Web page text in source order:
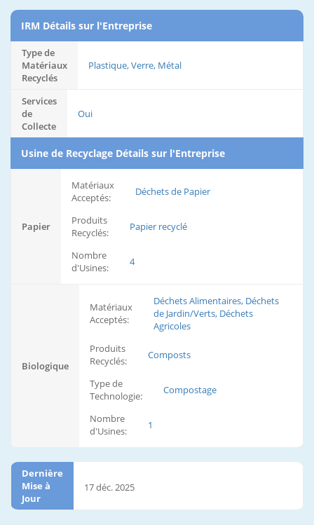
IRM Détails sur l'Entreprise
Type de
Matériaux
Recyclés
Plastique, Verre, Métal
Services
de
Collecte
Oui
Usine de Recyclage Détails sur l'Entreprise
Papier
Matériaux
Acceptés:
Déchets de Papier
Produits
Recyclés:
Papier recyclé
Nombre
d'Usines:
4
Biologique
Matériaux
Acceptés:
Déchets Alimentaires, Déchets
de Jardin/Verts, Déchets
Agricoles
Produits
Recyclés:
Composts
Type de
Technologie:
Compostage
Nombre
d'Usines:
1
Dernière
Mise à
Jour
17 déc. 2025